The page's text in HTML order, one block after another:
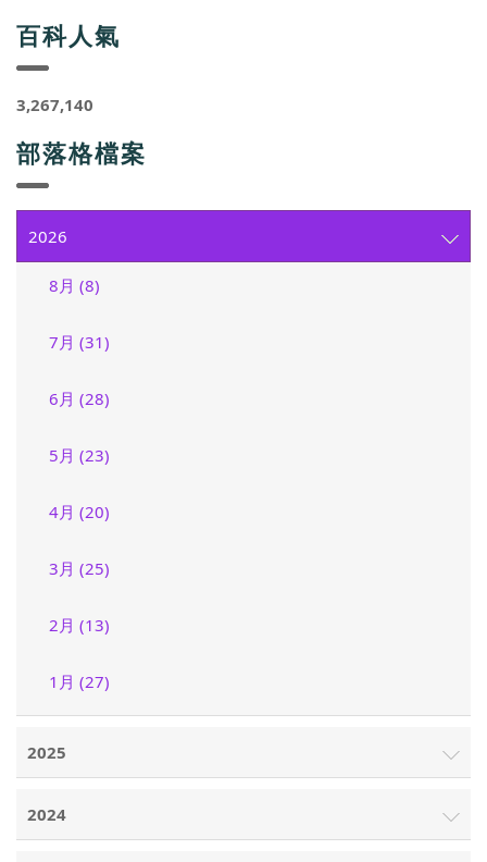
百科人氣
3,267,140
部落格檔案
2026
8月 (8)
7月 (31)
6月 (28)
5月 (23)
4月 (20)
3月 (25)
2月 (13)
1月 (27)
2025
2024